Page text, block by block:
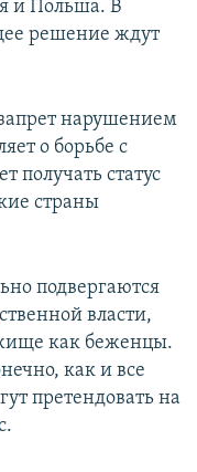
и Польша. В
решение ждут
нарушением
о борьбе с
получать статус
страны
подвергаются
власти,
как беженцы.
как и все
претендовать на